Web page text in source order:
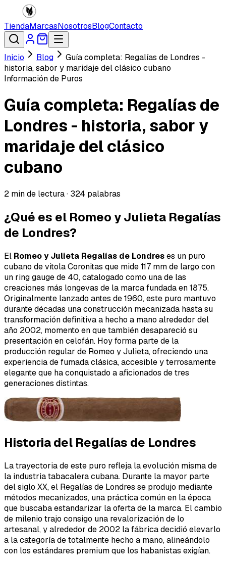
TiendaMarcasNosotrosBlogContacto
Inicio Blog
Guía completa: Regalías de Londres -
historia, sabor y maridaje del clásico cubano
Información de Puros
Guía completa: Regalías de
Londres - historia, sabor y
maridaje del clásico
cubano
2 min de lectura · 324 palabras
¿Qué es el Romeo y Julieta Regalías
de Londres?
El Romeo y Julieta Regalías de Londreses un puro
cubano de vitola Coronitas que mide 117 mm de largo con
un ring gauge de 40, catalogado como una de las
creaciones más longevas de la marca fundada en 1875.
Originalmente lanzado antes de 1960, este puro mantuvo
durante décadas una construcción mecanizada hasta su
transformación definitiva a hecho a mano alrededor del
año 2002, momento en que también desapareció su
presentación en celofán. Hoy forma parte de la
producción regular de Romeo y Julieta, ofreciendo una
experiencia de fumada clásica, accesible y terrosamente
elegante que ha conquistado a aficionados de tres
generaciones distintas.
Historia del Regalías de Londres
La trayectoria de este puro refleja la evolución misma de
la industria tabacalera cubana. Durante la mayor parte
del siglo XX, el Regalías de Londres se produjo mediante
métodos mecanizados, una práctica común en la época
que buscaba estandarizar la oferta de la marca. El cambio
de milenio trajo consigo una revalorización de lo
artesanal, y alrededor de 2002 la fábrica decidió elevarlo
a la categoría de totalmente hecho a mano, alineándolo
con los estándares premium que los habanistas exigían.